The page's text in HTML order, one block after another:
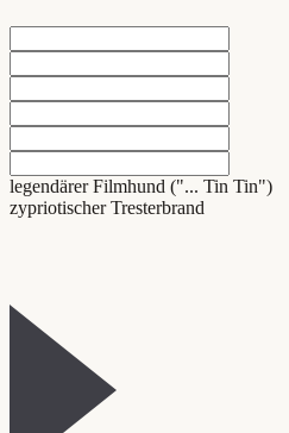
legendärer Filmhund ("... Tin Tin")
zypriotischer Tresterbrand